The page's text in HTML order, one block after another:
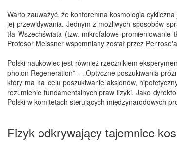
Warto zauważyć, że konforemna kosmologia
jej przewidywania. Jednym z możliwych sposobów
tła Wszechświata (tzw. mikrofalowe
Profesor Meissner wspomniany został przez
Polski naukowiec jest również rzecznikiem
photon Regeneration” – „Optyczne poszukiwania
który ma na celu poszukiwanie aksjonów,
rozumienie fundamentalnych praw fizyki. Jako
Polski w komitetach sterujących międzynarodowych
Fizyk odkrywający tajemnice